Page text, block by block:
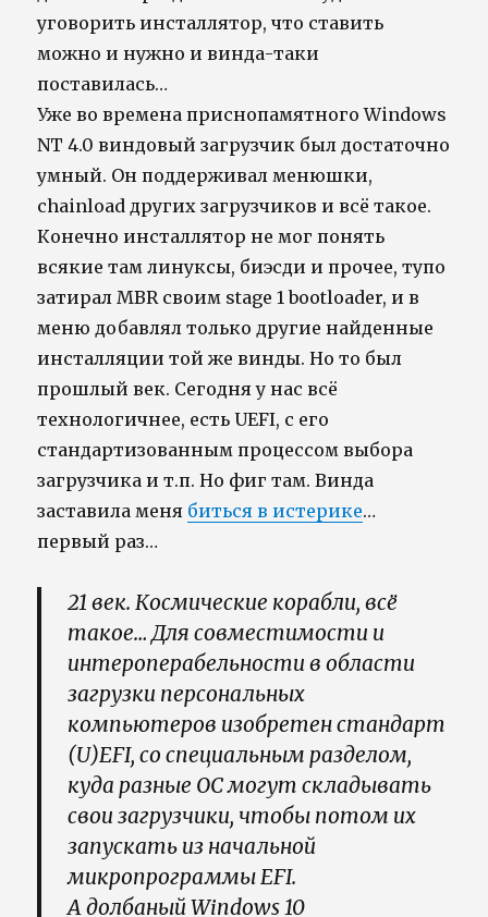
уговорить инсталлятор, что ставить
можно и нужно и винда-таки
поставилась…
Уже во времена приснопамятного Windows
NT 4.0 виндовый загрузчик был достаточно
умный. Он поддерживал менюшки,
chainload других загрузчиков и всё такое.
Конечно инсталлятор не мог понять
всякие там линуксы, биэсди и прочее, тупо
затирал MBR своим stage 1 bootloader, и в
меню добавлял только другие найденные
инсталляции той же винды. Но то был
прошлый век. Сегодня у нас всё
технологичнее, есть UEFI, с его
стандартизованным процессом выбора
загрузчика и т.п. Но фиг там. Винда
заставила меня биться в истерике…
первый раз…
21 век. Космические корабли, всё
такое… Для совместимости и
интероперабельности в области
загрузки персональных
компьютеров изобретен стандарт
(U)EFI, со специальным разделом,
куда разные ОС могут складывать
свои загрузчики, чтобы потом их
запускать из начальной
микропрограммы EFI.
А долбаный Windows 10